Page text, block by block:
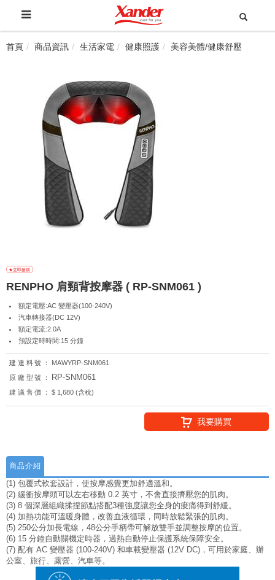
首頁 商品資訊 生活家電 健康照護 美容美體/健康舒壓
RENPHO 肩頸背按摩器 ( RP-SNM061 )
額定電壓:AC 變壓器(100-240V)
汽車轉接器(DC 12V)
額定電流:2.0A
預設定時時間:15 分鐘
建達料號：
MAWYRP-SNM061
原廠型號：
RP-SNM061
建議售價： $ 1,680 (含稅)
我要購買
商品介紹
(1) 包覆式軟套設計，使按摩感覺更加舒適溫和。
(2) 緩衝按摩頭可以左右移動 0.2 英寸，不會直接擠壓您的肌肉。
(3) 8 個深層組織揉捏節點搭配3種強度讓您全身的痠痛得到舒緩。
(4) 加熱功能可溫暖身體，改善血液循環，同時放鬆緊張的肌肉。
(5) 250公分加長電線，48公分手柄帶可解放雙手並調整按摩的位置。
(6) 15 分鐘自動關機定時器，過熱自動停止保護系統保障安全。
(7) 配有 AC 變壓器 (100-240V) 和車載變壓器 (12V DC)，可用於家庭、辦
公室、旅行、露營、汽車等。